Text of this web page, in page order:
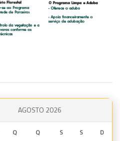
AGOSTO 2026
Q Q S S D